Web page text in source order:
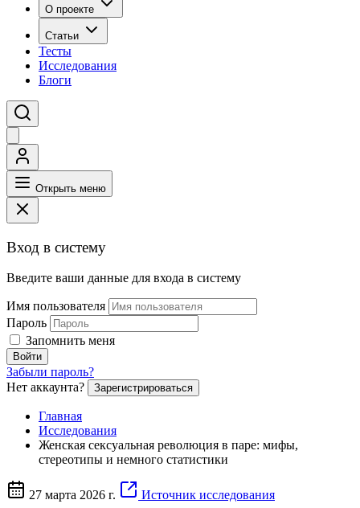
О проекте
Статьи
Тесты
Исследования
Блоги
Открыть меню
Вход в систему
Введите ваши данные для входа в систему
Имя пользователя
Пароль
Запомнить меня
Войти
Забыли пароль?
Нет аккаунта?
Зарегистрироваться
Главная
Исследования
Женская сексуальная революция в паре: мифы,
стереотипы и немного статистики
27 марта 2026 г.
Источник исследования